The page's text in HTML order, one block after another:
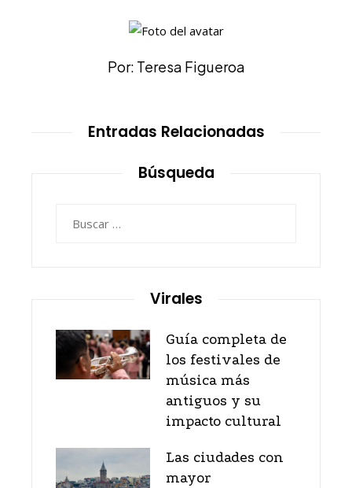
Por: Teresa Figueroa
Entradas Relacionadas
Búsqueda
Virales
Guía completa de
los festivales de
música más
antiguos y su
impacto cultural
Las ciudades con
mayor